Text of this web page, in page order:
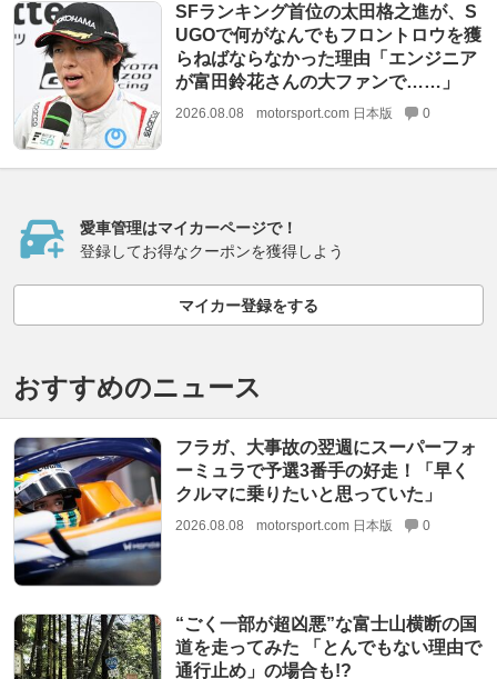
SFランキング首位の太田格之進が、S
UGOで何がなんでもフロントロウを獲
らねばならなかった理由「エンジニア
が富田鈴花さんの大ファンで……」
2026.08.08 motorsport.com 日本版 0
愛車管理はマイカーページで！
登録してお得なクーポンを獲得しよう
マイカー登録をする
おすすめのニュース
フラガ、大事故の翌週にスーパーフォ
ーミュラで予選3番手の好走！「早く
クルマに乗りたいと思っていた」
2026.08.08 motorsport.com 日本版 0
“ごく一部が超凶悪”な富士山横断の国
道を走ってみた 「とんでもない理由で
通行止め」の場合も!?